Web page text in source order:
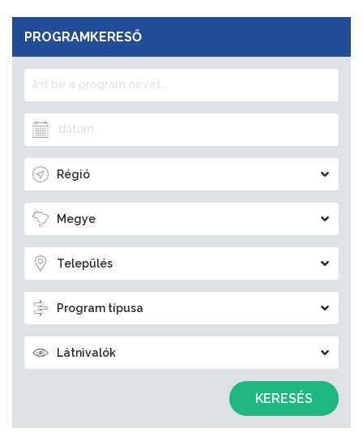
PROGRAMKERESŐ
Régió
Megye
Település
Program típusa
Látnivalók
KERESÉS